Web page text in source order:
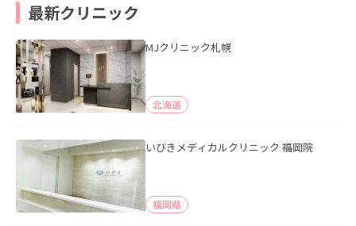
最新クリニック
MJクリニック札幌
北海道
いびきメディカルクリニック 福岡院
福岡県